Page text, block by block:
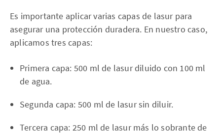
Es importante aplicar varias capas de lasur para
asegurar una protección duradera. En nuestro caso,
aplicamos tres capas:
Primera capa: 500 ml de lasur diluido con 100 ml
de agua.
Segunda capa: 500 ml de lasur sin diluir.
Tercera capa: 250 ml de lasur más lo sobrante de